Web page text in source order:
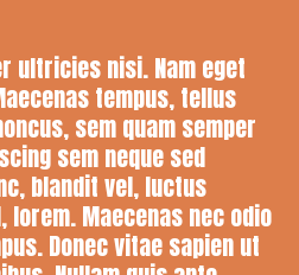
ultricies nisi. Nam eget
tempus, tellus
sem quam semper
sem neque sed
blandit vel, luctus
Maecenas nec odio
Donec vitae sapien ut